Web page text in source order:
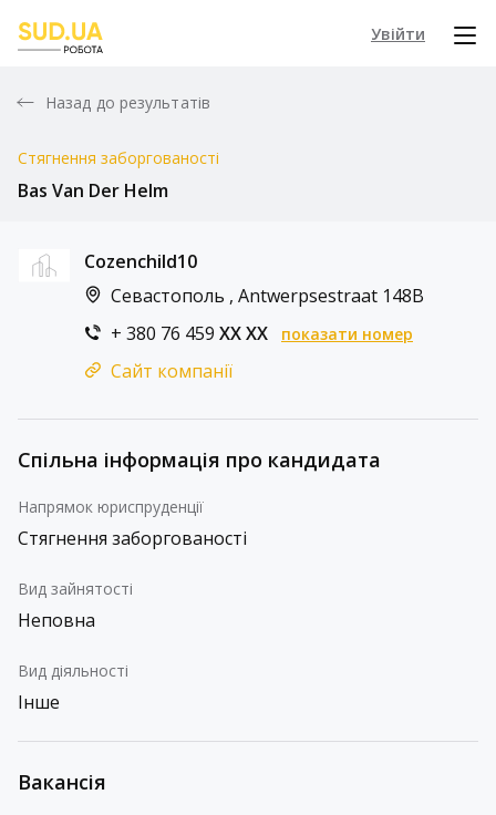
Увійти
Назад до результатів
Стягнення заборгованості
Bas Van Der Helm
Cozenchild10
Севастополь , Antwerpsestraat 148B
+ 380 76 459 XX XX показати номер
Сайт компанії
Спільна інформація про кандидата
Напрямок юриспруденції
Стягнення заборгованості
Вид зайнятості
Неповна
Вид діяльності
Інше
Вакансія